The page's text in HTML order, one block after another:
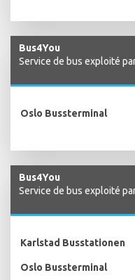
Bus4You
Service de bus exploité
Oslo Bussterminal
Bus4You
Service de bus exploité
Karlstad Busstationen
Oslo Bussterminal